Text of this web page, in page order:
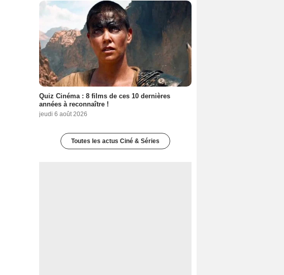
Quiz Cinéma : 8 films de ces 10 dernières
années à reconnaître !
jeudi 6 août 2026
Toutes les actus Ciné & Séries